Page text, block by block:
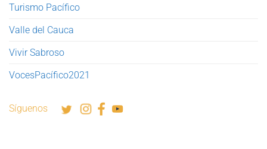
Turismo Pacífico
Valle del Cauca
Vivir Sabroso
VocesPacífico2021
Síguenos